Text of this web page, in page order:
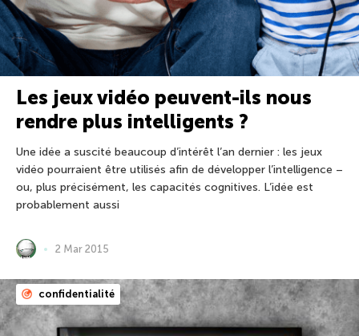
Les jeux vidéo peuvent-ils nous
rendre plus intelligents ?
Une idée a suscité beaucoup d’intérêt l’an dernier : les jeux
vidéo pourraient être utilisés afin de développer l’intelligence –
ou, plus précisément, les capacités cognitives. L’idée est
probablement aussi
2 Mar 2015
confidentialité